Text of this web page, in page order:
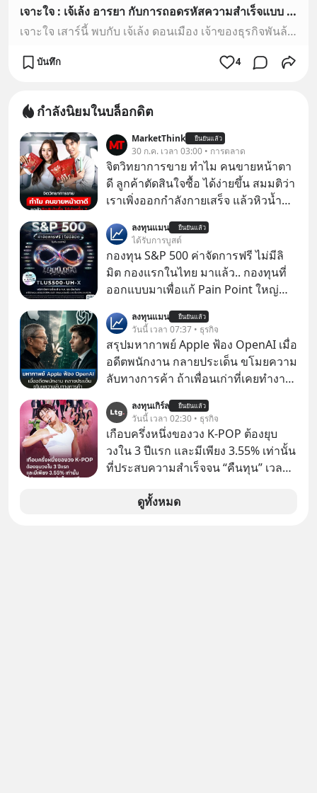
เจาะใจ : เจ้เล้ง อารยา กับการถอดรหัสความสำเร็จแบบ MBA นอกตำรา ในฉบับ ”เจ้เล้ง ดอนเมือง” [14 พ.ย. 63]
เจาะใจ เสาร์นี้ พบกับ เจ้เล้ง ดอนเมือง เจ้าของธุรกิจพันล้านที่เคยประสบวิกฤตโควิด19 แต่ยอดขายกลับสวนกระแส ธุรกิจเติบโตด้วยการบุกตลาดค้าขายออนไลน์เจาะใจ เสาร์ท...
บันทึก 4
กำลังนิยมในบล็อกดิต
MarketThink ยืนยันแล้ว
30 ก.ค. เวลา 03:00 • การตลาด
จิตวิทยาการขาย ทำไม คนขายหน้าตา
ดี ลูกค้าตัดสินใจซื้อ ได้ง่ายขึ้น สมมติว่า
เราเพิ่งออกกำลังกายเสร็จ แล้วหิวน้ำ
ขายของเหมือนกันทุกอย่าง
ลงทุนแมน ยืนยันแล้ว
ได้รับการบูสต์
กองทุน S&P 500 ค่าจัดการฟรี ไม่มีลิ
มิต กองแรกในไทย มาแล้ว.. กองทุนที่
ออกแบบมาเพื่อแก้ Pain Point ใหญ่
ลงทุนแมน ยืนยันแล้ว
วันนี้ เวลา 07:37 • ธุรกิจ
สรุปมหากาพย์ Apple ฟ้อง OpenAI เมื่อ
อดีตพนักงาน กลายประเด็น ขโมยความ
ลับทางการค้า ถ้าเพื่อนเก่าที่เคยทำงาน
เก่าที่เขาเคยทำไว้ ตอนยังอยู่บริษัท
เดียวกัน
ลงทุนเกิร์ล ยืนยันแล้ว
วันนี้ เวลา 02:30 • ธุรกิจ
เกือบครึ่งหนึ่งของวง K-POP ต้องยุบ
วงใน 3 ปีแรก และมีเพียง 3.55% เท่านั้น
ที่ประสบความสำเร็จจน “คืนทุน” เวลา
เห็นภาพความสำเร็จที่หรูหรา คอนเสิร์ต
ดูทั้งหมด